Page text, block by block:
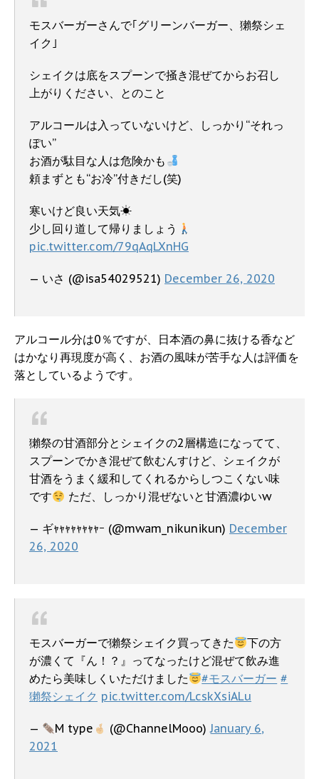
モスバーガーさんで｢グリーンバーガー、獺祭シェ
イク｣
シェイクは底をスプーンで掻き混ぜてからお召し
上がりください、とのこと
アルコールは入っていないけど、しっかり“それっ
ぽい”
お酒が駄目な人は危険かも
頼まずとも“お冷”付きだし(笑)
寒いけど良い天気☀
少し回り道して帰りましょう
pic.twitter.com/79qAqLXnHG
— いさ (@isa54029521) December 26, 2020
アルコール分は0％ですが、日本酒の鼻に抜ける香など
はかなり再現度が高く、お酒の風味が苦手な人は評価を
落としているようです。
獺祭の甘酒部分とシェイクの2層構造になってて、
スプーンでかき混ぜて飲むんすけど、シェイクが
甘酒をうまく緩和してくれるからしつこくない味
です
ただ、しっかり混ぜないと甘酒濃ゆいw
— ギｬｬｬｬｬｬｬｬｰ (@mwam_nikunikun) December
26, 2020
モスバーガーで獺祭シェイク買ってきた
下の方
が濃くて『ん！？』ってなったけど混ぜて飲み進
めたら美味しくいただけました
#モスバーガー #
獺祭シェイク pic.twitter.com/LcskXsiALu
— M type (@ChannelMooo)January 6,
2021